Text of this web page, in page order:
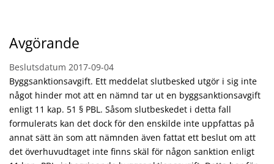
Avgörande
Beslutsdatum 2017-09-04
Byggsanktionsavgift. Ett meddelat slutbesked utgör i sig inte
något hinder mot att en nämnd tar ut en byggsanktionsavgift
enligt 11 kap. 51 § PBL. Såsom slutbeskedet i detta fall
formulerats kan det dock för den enskilde inte uppfattas på
annat sätt än som att nämnden även fattat ett beslut om att
det överhuvudtaget inte finns skäl för någon sanktion enligt